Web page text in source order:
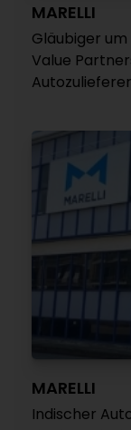
MARELLI
Gläubiger
Value
MARELLI
Indischer